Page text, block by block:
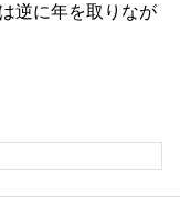
逆に年を取りなが